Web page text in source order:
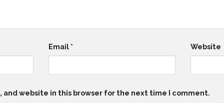
Email * Website
and website in this browser for the next time I comment.